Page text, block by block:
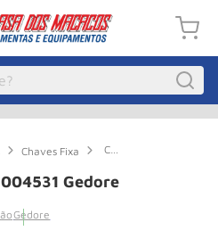
Chaves Fixa
Chave
34x36mm
004531
Gedore
Gedore